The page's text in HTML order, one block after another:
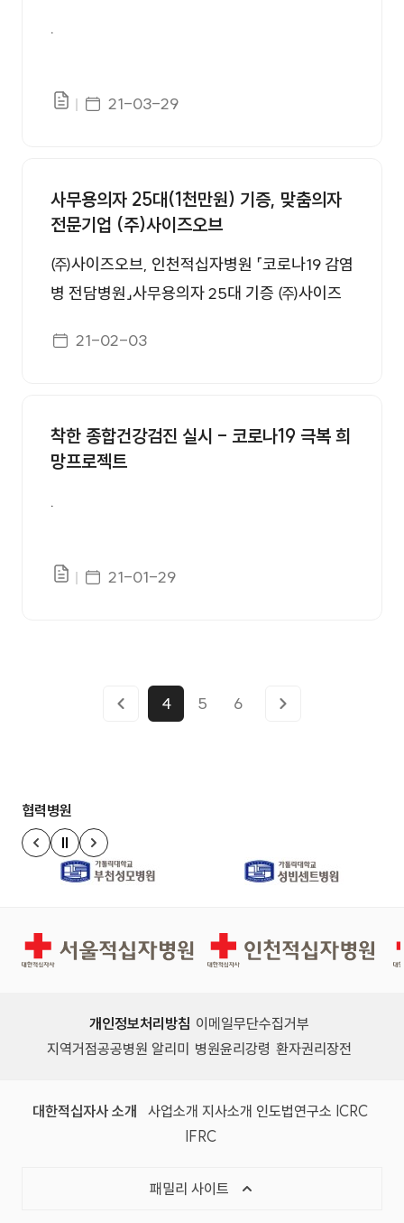
.
파일있음게시일자
21-03-29
사무용의자 25대(1천만원) 기증, 맞춤의자
전문기업 (주)사이즈오브
㈜사이즈오브, 인천적십자병원 「코로나19 감염
병 전담병원」사무용의자 25대 기증 ㈜사이즈
인 인천적십자병원(병원장 손민수)에 사무용의
십자병원장, 이동진 대표 등 관계자들이 참석 했
다. ㈜사이즈오브(SIZE OF)측은 “코로나 19
년 12월 13일 코로나19 전담병원으로 지정되어
구분하는 스크린도어 설치로 감염요인을 완전히
차단하고 외래 진료와, 인공신장실, 건강검진센
원 어르신 및 서울 송파지역 장애인 거주시설 코
로나 환자를 입원 치료하는 등 공공의료기관으
로서 코로나19 환자 치�
게시일자
21-02-03
착한 종합건강검진 실시 - 코로나19 극복 희
망프로젝트
.
파일있음게시일자
21-01-29
4 5 6
협력병원
이전 슬라이드
정지
다음 슬라이드
서울적십자병원 인천적십자병원
개인정보처리방침 이메일무단수집거부
지역거점공공병원 알리미
병원윤리강령 환자권리장전
대한적십자사 소개 사업소개 지사소개 인도법연구소 ICRC
IFRC
패밀리 사이트